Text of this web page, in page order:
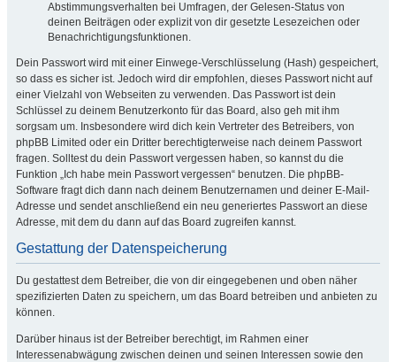
Abstimmungsverhalten bei Umfragen, der Gelesen-Status von
deinen Beiträgen oder explizit von dir gesetzte Lesezeichen oder
Benachrichtigungsfunktionen.
Dein Passwort wird mit einer Einwege-Verschlüsselung (Hash) gespeichert,
so dass es sicher ist. Jedoch wird dir empfohlen, dieses Passwort nicht auf
einer Vielzahl von Webseiten zu verwenden. Das Passwort ist dein
Schlüssel zu deinem Benutzerkonto für das Board, also geh mit ihm
sorgsam um. Insbesondere wird dich kein Vertreter des Betreibers, von
phpBB Limited oder ein Dritter berechtigterweise nach deinem Passwort
fragen. Solltest du dein Passwort vergessen haben, so kannst du die
Funktion „Ich habe mein Passwort vergessen“ benutzen. Die phpBB-
Software fragt dich dann nach deinem Benutzernamen und deiner E-Mail-
Adresse und sendet anschließend ein neu generiertes Passwort an diese
Adresse, mit dem du dann auf das Board zugreifen kannst.
Gestattung der Datenspeicherung
Du gestattest dem Betreiber, die von dir eingegebenen und oben näher
spezifizierten Daten zu speichern, um das Board betreiben und anbieten zu
können.
Darüber hinaus ist der Betreiber berechtigt, im Rahmen einer
Interessenabwägung zwischen deinen und seinen Interessen sowie den